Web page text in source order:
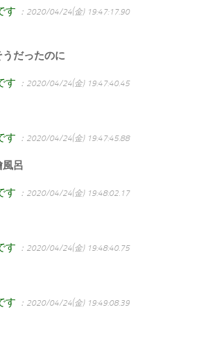
す ：2020/04/24(金) 19:47:17.90
だったのに
す ：2020/04/24(金) 19:47:40.45
す ：2020/04/24(金) 19:47:45.88
呂
す ：2020/04/24(金) 19:48:02.17
す ：2020/04/24(金) 19:48:40.75
す ：2020/04/24(金) 19:49:08.39